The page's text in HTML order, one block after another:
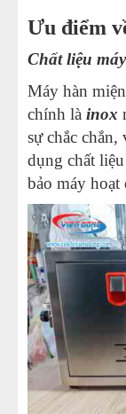
Ưu điểm
Chất liệu
Máy hàn
chính là inox
sự chắc chắn,
dụng chất
bảo máy hoạt